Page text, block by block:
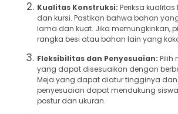
Kualitas Konstruksi: Periksa
dan kursi. Pastikan bahwa bahan
lama dan kuat. Jika memungkinkan,
rangka besi atau bahan lain yang
Fleksibilitas dan Penyesuaian: Pilih
yang dapat disesuaikan dengan
Meja yang dapat diatur tingginya
penyesuaian dapat mendukung
postur dan ukuran.